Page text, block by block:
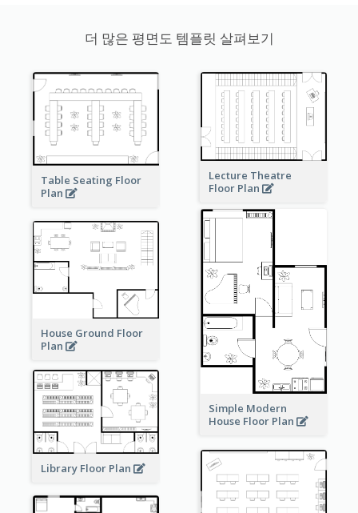
더 많은 평면도 템플릿 살펴보기
Table Seating Floor
Plan
Lecture Theatre
Floor Plan
Simple Modern
House Floor Plan
House Ground Floor
Plan
Library Floor Plan